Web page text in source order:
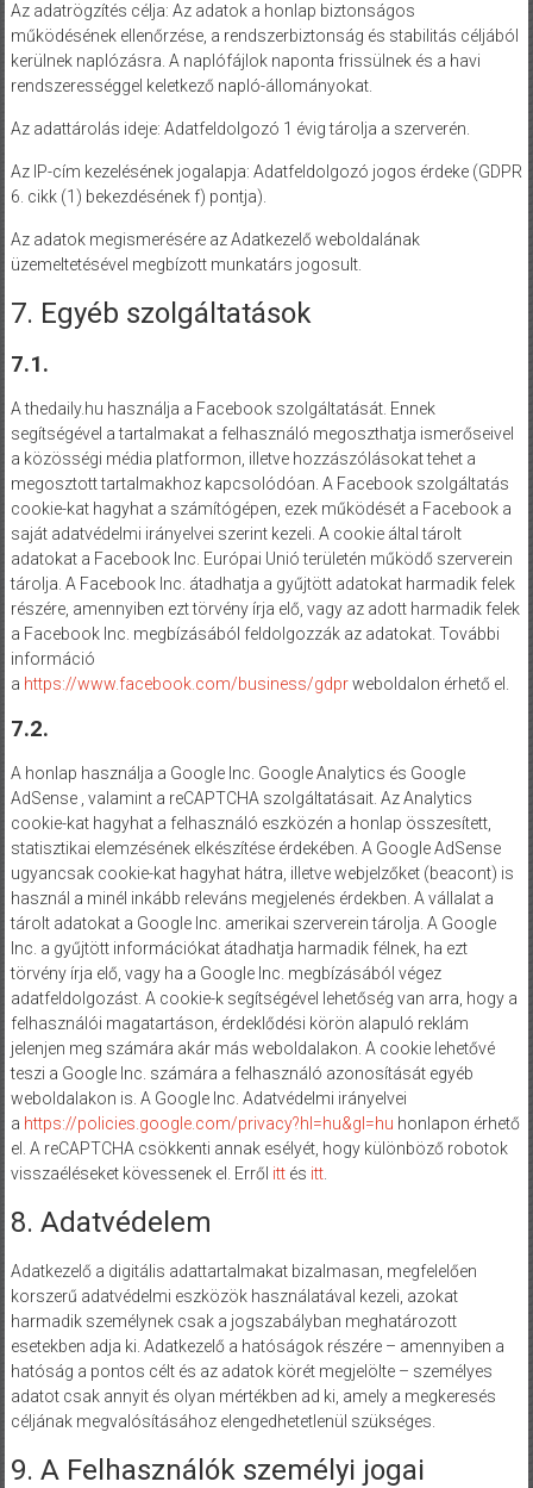
Az adatrögzítés célja: Az adatok a honlap biztonságos
működésének ellenőrzése, a rendszerbiztonság és stabilitás céljából
kerülnek naplózásra. A naplófájlok naponta frissülnek és a havi
rendszerességgel keletkező napló-állományokat.
Az adattárolás ideje: Adatfeldolgozó 1 évig tárolja a szerverén.
Az IP-cím kezelésének jogalapja: Adatfeldolgozó jogos érdeke (GDPR
6. cikk (1) bekezdésének f) pontja).
Az adatok megismerésére az Adatkezelő weboldalának
üzemeltetésével megbízott munkatárs jogosult.
7. Egyéb szolgáltatások
7.1.
A thedaily.hu használja a Facebook szolgáltatását. Ennek
segítségével a tartalmakat a felhasználó megoszthatja ismerőseivel
a közösségi média platformon, illetve hozzászólásokat tehet a
megosztott tartalmakhoz kapcsolódóan. A Facebook szolgáltatás
cookie-kat hagyhat a számítógépen, ezek működését a Facebook a
saját adatvédelmi irányelvei szerint kezeli. A cookie által tárolt
adatokat a Facebook Inc. Európai Unió területén működő szerverein
tárolja. A Facebook Inc. átadhatja a gyűjtött adatokat harmadik felek
részére, amennyiben ezt törvény írja elő, vagy az adott harmadik felek
a Facebook Inc. megbízásából feldolgozzák az adatokat. További
információ
a https://www.facebook.com/business/gdprweboldalon érhető el.
7.2.
A honlap használja a Google Inc. Google Analytics és Google
AdSense , valamint a reCAPTCHA szolgáltatásait. Az Analytics
cookie-kat hagyhat a felhasználó eszközén a honlap összesített,
statisztikai elemzésének elkészítése érdekében. A Google AdSense
ugyancsak cookie-kat hagyhat hátra, illetve webjelzőket (beacont) is
használ a minél inkább releváns megjelenés érdekben. A vállalat a
tárolt adatokat a Google Inc. amerikai szerverein tárolja. A Google
Inc. a gyűjtött információkat átadhatja harmadik félnek, ha ezt
törvény írja elő, vagy ha a Google Inc. megbízásából végez
adatfeldolgozást. A cookie-k segítségével lehetőség van arra, hogy a
felhasználói magatartáson, érdeklődési körön alapuló reklám
jelenjen meg számára akár más weboldalakon. A cookie lehetővé
teszi a Google Inc. számára a felhasználó azonosítását egyéb
weboldalakon is. A Google Inc. Adatvédelmi irányelvei
a https://policies.google.com/privacy?hl=hu&gl=hu honlapon érhető
el. A reCAPTCHA csökkenti annak esélyét, hogy különböző robotok
visszaéléseket kövessenek el. Erről ittés itt.
8. Adatvédelem
Adatkezelő a digitális adattartalmakat bizalmasan, megfelelően
korszerű adatvédelmi eszközök használatával kezeli, azokat
harmadik személynek csak a jogszabályban meghatározott
esetekben adja ki. Adatkezelő a hatóságok részére – amennyiben a
hatóság a pontos célt és az adatok körét megjelölte – személyes
adatot csak annyit és olyan mértékben ad ki, amely a megkeresés
céljának megvalósításához elengedhetetlenül szükséges.
9. A Felhasználók személyi jogai